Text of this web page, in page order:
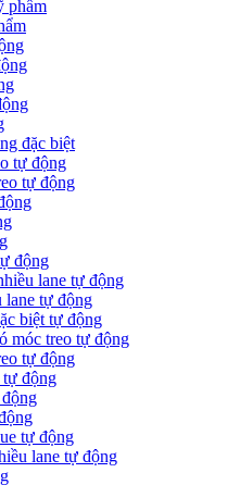
phẩm
đặc biệt
tự động
tự động
động
lane tự động
lane tự động
biệt tự động
móc treo tự động
tự động
động
tự động
lane tự động